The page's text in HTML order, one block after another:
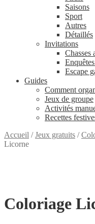
Saisons
Sport
Autres
Détaillés
Invitations
Chasses
Escape
Guides
Comment
Jeux de groupe
Activités
Recettes
Accueil /Jeux gratuits /
Licorne
Coloriage